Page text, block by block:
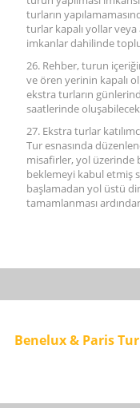
turların
turlar kapalı yollar
imkanlar dahilinde
26. Rehber, turun
ve ören yerinin kapalı
ekstra turların
saatlerinde
27. Ekstra turlar
Tur esnasında
misafirler, yol
beklemeyi kabul etmiş
başlamadan yol üstü
tamamlanması
Benelux & Paris